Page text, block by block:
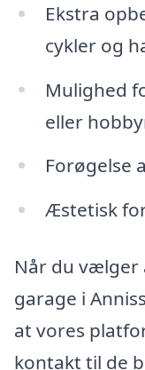
Ekstra
cykler og
Mulighed
eller
Forøgelse
Æstetisk
Når du
garage i
at vores
kontakt til de